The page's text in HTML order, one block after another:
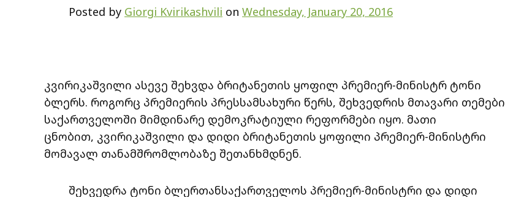
Posted by Giorgi Kvirikashvili on Wednesday, January 20, 2016
კვირიკაშვილი ასევე შეხვდა ბრიტანეთის ყოფილ პრემიერ-მინისტრ ტონი
ბლერს. როგორც პრემიერის პრესსამსახური წერს, შეხვედრის მთავარი თემები
საქართველოში მიმდინარე დემოკრატიული რეფორმები იყო. მათი
ცნობით, კვირიკაშვილი და დიდი ბრიტანეთის ყოფილი პრემიერ-მინისტრი
მომავალ თანამშრომლობაზე შეთანხმდნენ.
შეხვედრა ტონი ბლერთანსაქართველოს პრემიერ-მინისტრი და დიდი